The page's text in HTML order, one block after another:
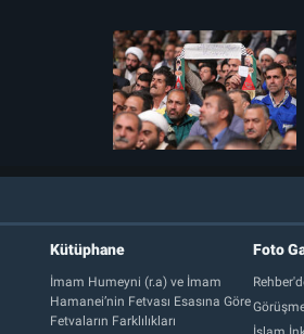
Kütüphane
İmam Humeyni (r.a) ve İmam
Hamanei’nin Fetvası Esasına Göre
Fetvaların Farklılıkları
Foto